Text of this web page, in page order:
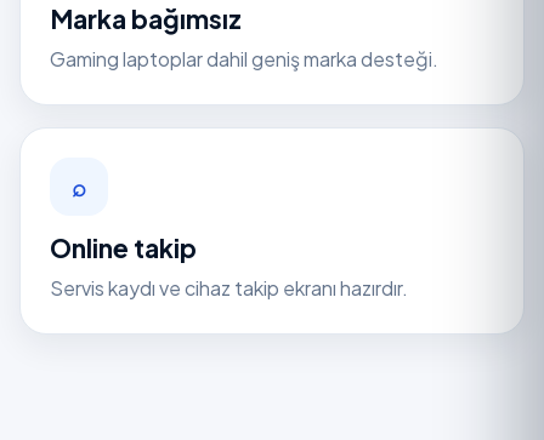
Marka bağımsız
Gaming laptoplar dahil geniş marka desteği.
⌕
Online takip
Servis kaydı ve cihaz takip ekranı hazırdır.